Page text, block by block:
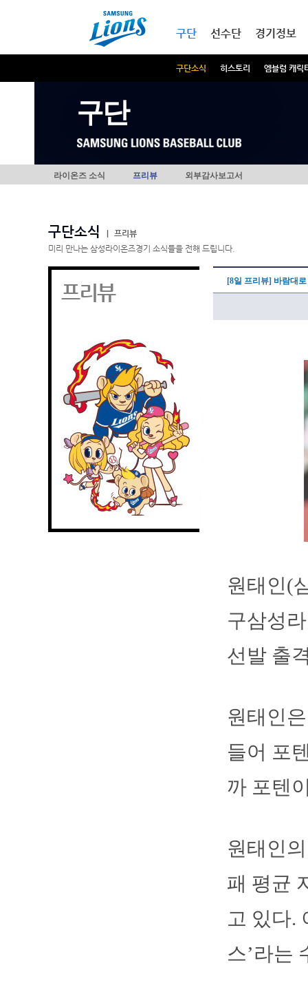
구단
구단소식 히스토리 엠블럼 캐릭
선수단 경기정보
구단
라이온즈 소식 프리뷰 외부감사보고서
구단소식
프리뷰
미리 만나는 삼성라이온즈경기 소식들을 전해 드립니다.
프리뷰 [8일 프리뷰] 바람대
원태인(
구삼성
선발 출
원태인
들어 포
까 포텐
원태인
패 평균
고 있다.
스’라는